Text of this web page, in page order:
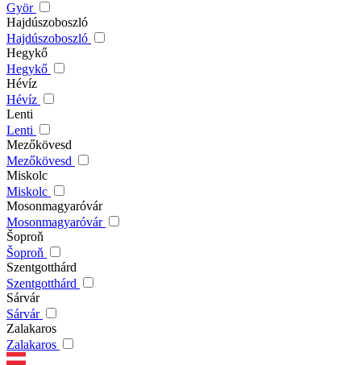
Györ
Hajdúszoboszló
Hajdúszoboszló
Hegykő
Hegykő
Hévíz
Hévíz
Lenti
Lenti
Mezőkövesd
Mezőkövesd
Miskolc
Miskolc
Mosonmagyaróvár
Mosonmagyaróvár
Šoproň
Šoproň
Szentgotthárd
Szentgotthárd
Sárvár
Sárvár
Zalakaros
Zalakaros